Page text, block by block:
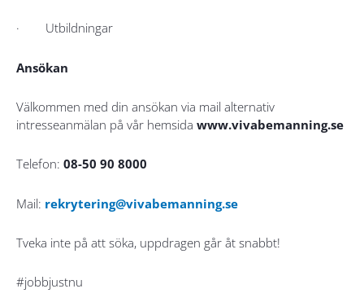
· Utbildningar
Ansökan
Välkommen med din ansökan via mail alternativ
intresseanmälan på vår hemsida www.vivabemanning.se
Telefon: 08-50 90 8000
Mail: rekrytering@vivabemanning.se
Tveka inte på att söka, uppdragen går åt snabbt!
#jobbjustnu